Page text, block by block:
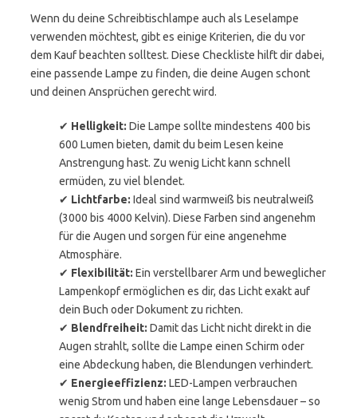
Wenn du deine Schreibtischlampe auch als Leselampe
verwenden möchtest, gibt es einige Kriterien, die du vor
dem Kauf beachten solltest. Diese Checkliste hilft dir dabei,
eine passende Lampe zu finden, die deine Augen schont
und deinen Ansprüchen gerecht wird.
✔ Helligkeit: Die Lampe sollte mindestens 400 bis
600 Lumen bieten, damit du beim Lesen keine
Anstrengung hast. Zu wenig Licht kann schnell
ermüden, zu viel blendet.
✔ Lichtfarbe: Ideal sind warmweiß bis neutralweiß
(3000 bis 4000 Kelvin). Diese Farben sind angenehm
für die Augen und sorgen für eine angenehme
Atmosphäre.
✔ Flexibilität: Ein verstellbarer Arm und beweglicher
Lampenkopf ermöglichen es dir, das Licht exakt auf
dein Buch oder Dokument zu richten.
✔ Blendfreiheit: Damit das Licht nicht direkt in die
Augen strahlt, sollte die Lampe einen Schirm oder
eine Abdeckung haben, die Blendungen verhindert.
✔ Energieeffizienz: LED-Lampen verbrauchen
wenig Strom und haben eine lange Lebensdauer – so